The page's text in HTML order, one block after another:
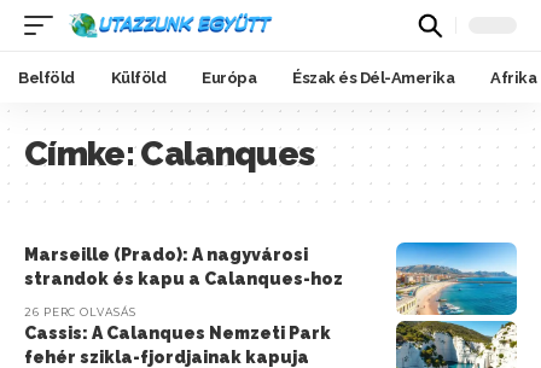
Belföld Külföld Európa Észak és Dél-Amerika Afrika
Címke:Calanques
Marseille (Prado): A nagyvárosi
strandok és kapu a Calanques-hoz
26 PERC OLVASÁS
Cassis: A Calanques Nemzeti Park
fehér szikla-fjordjainak kapuja